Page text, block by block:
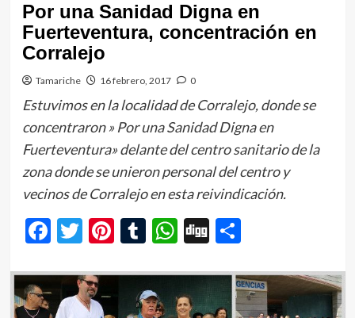
Por una Sanidad Digna en
Fuerteventura, concentración en
Corralejo
Tamariche 16 febrero, 2017 0
Estuvimos en la localidad de Corralejo, donde se
concentraron » Por una Sanidad Digna en
Fuerteventura» delante del centro sanitario de la
zona donde se unieron personal del centro y
vecinos de Corralejo en esta reivindicación.
Facebook
Twitter
Pinterest
Tumblr
WhatsApp
Digg